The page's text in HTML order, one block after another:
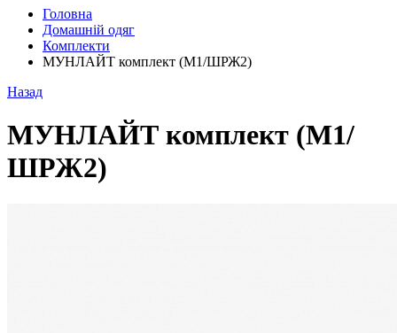
Головна
Домашній одяг
Комплекти
МУНЛАЙТ комплект (М1/ШРЖ2)
Назад
МУНЛАЙТ комплект (М1/
ШРЖ2)